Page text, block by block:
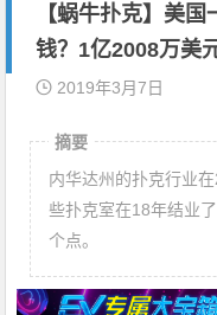
【蜗牛扑克】美
钱？1亿2008万美
2019年3月7日
摘要
内华达州的扑克行业
些扑克室在18年结业
个点。